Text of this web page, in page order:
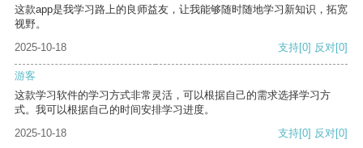
这款app是我学习路上的良师益友，让我能够随时随地学习新知识，拓宽
视野。
2025-10-18
支持[0] 反对[0]
游客
这款学习软件的学习方式非常灵活，可以根据自己的需求选择学习方
式。我可以根据自己的时间安排学习进度。
2025-10-18
支持[0] 反对[0]